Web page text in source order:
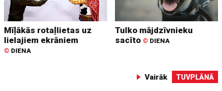
Mīļākās rotaļlietas uz
lielajiem ekrāniem
© DIENA
Tulko mājdzīvnieku
sacīto © DIENA
Vairāk TUVPLĀNĀ